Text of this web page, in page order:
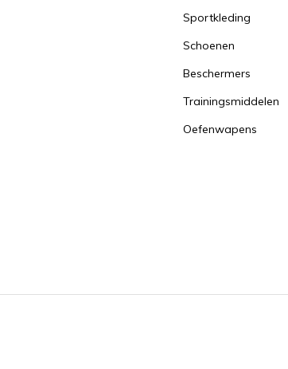
Sportkleding
Schoenen
Beschermers
Trainingsmiddelen
Oefenwapens